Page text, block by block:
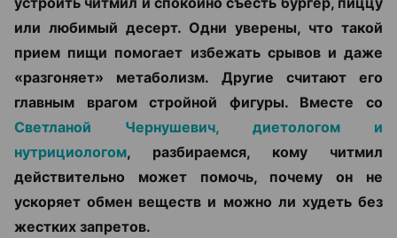
или любимый десерт. Одни уверены, что такой
прием пищи помогает избежать срывов и даже
«разгоняет» метаболизм. Другие считают его
главным врагом стройной фигуры. Вместе со
Светланой Чернушевич, диетологом и
нутрициологом, разбираемся, кому читмил
действительно может помочь, почему он не
ускоряет обмен веществ и можно ли худеть без
жестких запретов.